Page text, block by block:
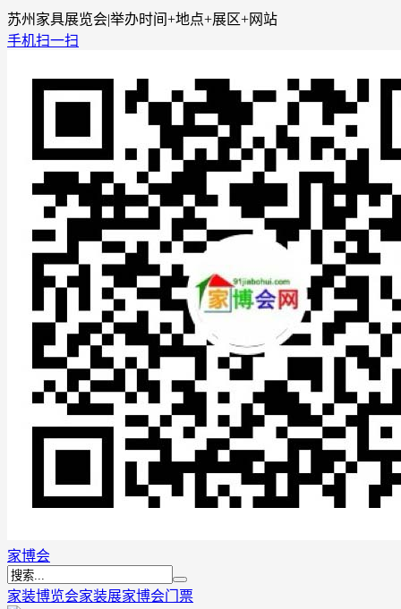
苏州家具展览会|举办时间+地点+展区+网站
手机扫一扫
家博会
家装博览会家装展家博会门票